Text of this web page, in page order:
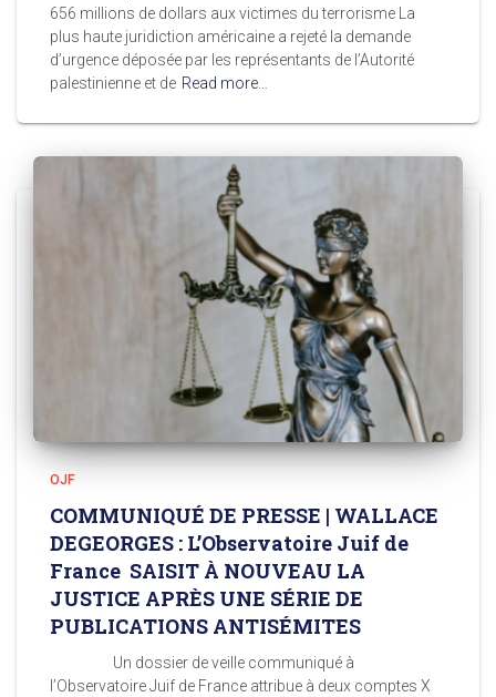
656 millions de dollars aux victimes du terrorisme La
plus haute juridiction américaine a rejeté la demande
d’urgence déposée par les représentants de l’Autorité
palestinienne et de Read more…
OJF
COMMUNIQUÉ DE PRESSE | WALLACE
DEGEORGES : L’Observatoire Juif de
France SAISIT À NOUVEAU LA
JUSTICE APRÈS UNE SÉRIE DE
PUBLICATIONS ANTISÉMITES
Un dossier de veille communiqué à
l’Observatoire Juif de France attribue à deux comptes X